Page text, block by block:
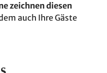
zeichnen diesen
auch Ihre Gäste